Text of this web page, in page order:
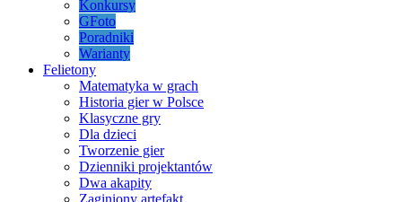
Konkursy
GFoto
Poradniki
Warianty
Felietony
Matematyka w grach
Historia gier w Polsce
Klasyczne gry
Dla dzieci
Tworzenie gier
Dzienniki projektantów
Dwa akapity
Zaginiony artefakt